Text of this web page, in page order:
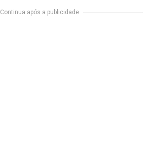
Continua após a publicidade